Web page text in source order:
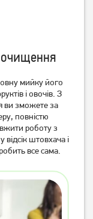
шнековий
ZC150838
очищення
мийку його
і овочів. З
ви зможете за
повністю
роботу з
штовхача і
все сама.